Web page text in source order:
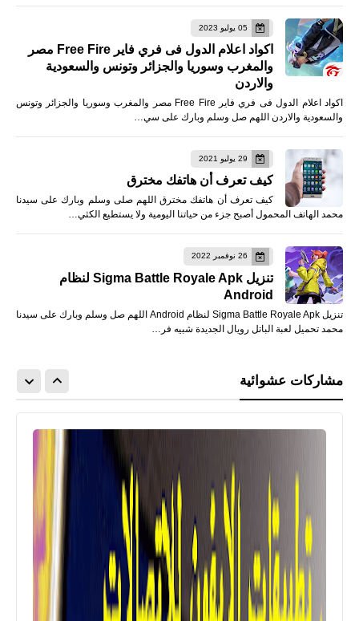
05 يوليو 2023
اكواد اعلام الدول فى فري فاير Free Fire مصر
والمغرب وسوريا والجزائر وتونس والسعودية
والاردن
اكواد اعلام الدول فى فري فاير Free Fire مصر والمغرب وسوريا والجزائر وتونس
والسعودية والاردن اللهم صل وسلم وبارك على سي…
29 يوليو 2021
كيف تعرف أن هاتفك مخترق
كيف تعرف أن هاتفك مخترق اللهم صلى وسلم وبارك على سيدنا
محمد الهاتف المحمول أصبح جزء من حياتنا اليومية ولا يستطيع الكثي…
26 نوفمبر 2022
تنزيل Sigma Battle Royale Apk لنظام
Android
تنزيل Sigma Battle Royale Apk لنظام Android اللهم صل وسلم وبارك على سيدنا
محمد تحميل لعبة الباتل رويال الجديدة شبيه فر…
مشاركات عشوائية